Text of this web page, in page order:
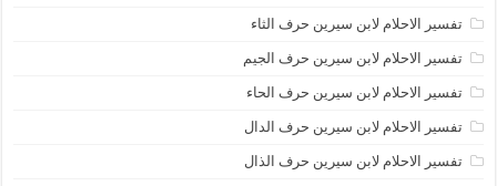
تفسير الاحلام لابن سيرين حرف الثاء
تفسير الاحلام لابن سيرين حرف الجيم
تفسير الاحلام لابن سيرين حرف الحاء
تفسير الاحلام لابن سيرين حرف الدال
تفسير الاحلام لابن سيرين حرف الذال